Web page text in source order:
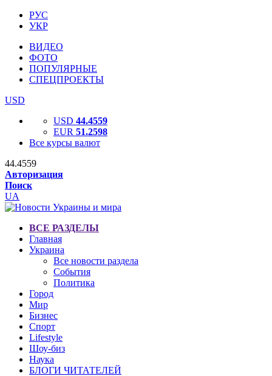
РУС
УКР
ВИДЕО
ФОТО
ПОПУЛЯРНЫЕ
СПЕЦПРОЕКТЫ
USD
USD 44.4559
EUR 51.2598
Все курсы валют
44.4559
Авторизация
Поиск
UA
ВСЕ РАЗДЕЛЫ
Главная
Украина
Все новости раздела
События
Политика
Город
Мир
Бизнес
Спорт
Lifestyle
Шоу-биз
Наука
БЛОГИ ЧИТАТЕЛЕЙ